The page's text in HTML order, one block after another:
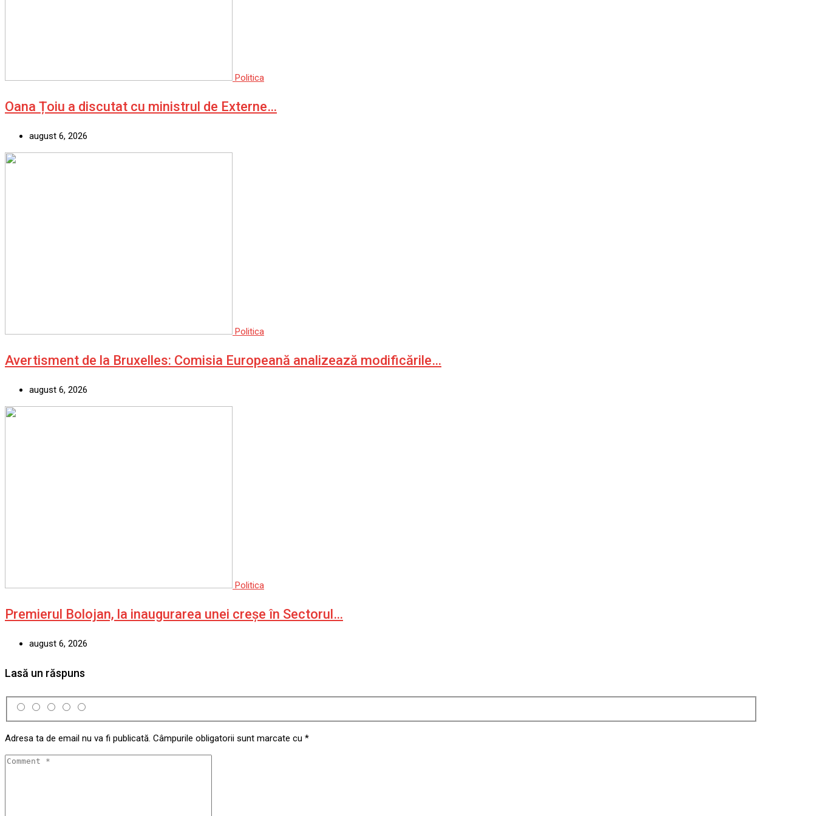
Politica
Oana Țoiu a discutat cu ministrul de Externe…
august 6, 2026
Politica
Avertisment de la Bruxelles: Comisia Europeană analizează modificările…
august 6, 2026
Politica
Premierul Bolojan, la inaugurarea unei creșe în Sectorul…
august 6, 2026
Lasă un răspuns
Adresa ta de email nu va fi publicată. Câmpurile obligatorii sunt marcate cu *